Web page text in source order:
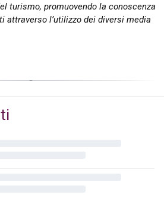
turismo, promuovendo la conoscenza
attraverso l’utilizzo dei diversi media